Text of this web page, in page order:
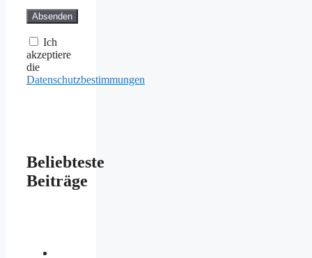
Ich
akzeptiere
die
Datenschutzbestimmungen
Beliebteste
Beiträge